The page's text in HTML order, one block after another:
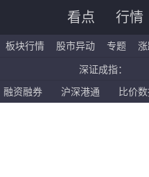
看点 行情
板块行情 股市异动 专题
深证成指：
国企指数：
融资融券 沪深港通 比价